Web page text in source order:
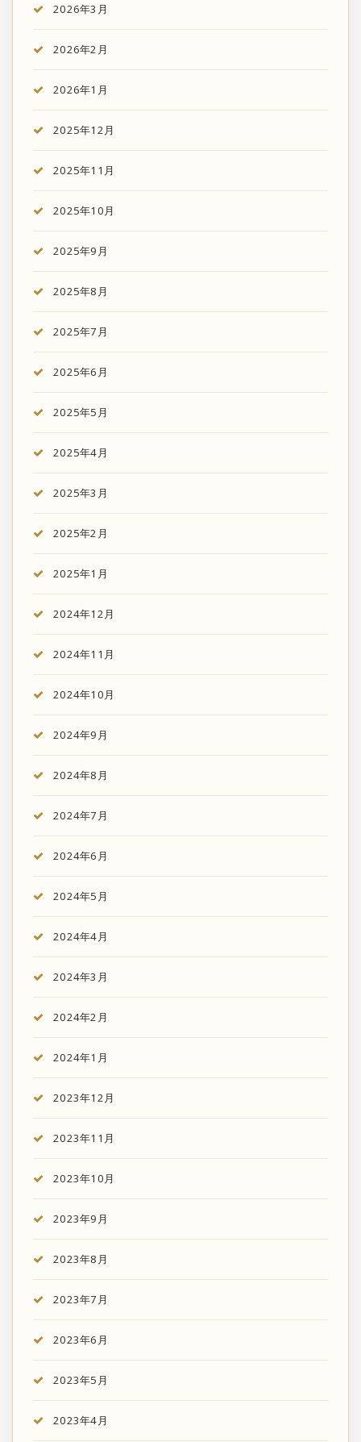
2026年3月
2026年2月
2026年1月
2025年12月
2025年11月
2025年10月
2025年9月
2025年8月
2025年7月
2025年6月
2025年5月
2025年4月
2025年3月
2025年2月
2025年1月
2024年12月
2024年11月
2024年10月
2024年9月
2024年8月
2024年7月
2024年6月
2024年5月
2024年4月
2024年3月
2024年2月
2024年1月
2023年12月
2023年11月
2023年10月
2023年9月
2023年8月
2023年7月
2023年6月
2023年5月
2023年4月